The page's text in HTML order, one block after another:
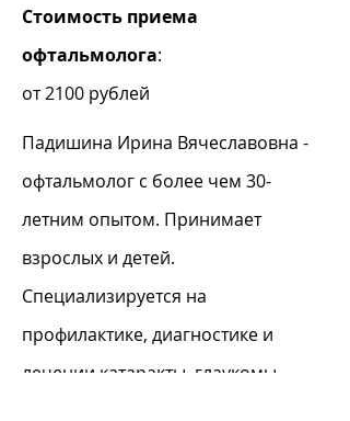
Стоимость приема
офтальмолога:
от 2100 рублей
Падишина Ирина Вячеславовна -
офтальмолог с более чем 30-
летним опытом. Принимает
взрослых и детей.
Специализируется на
профилактике, диагностике и
лечении катаракты, глаукомы,